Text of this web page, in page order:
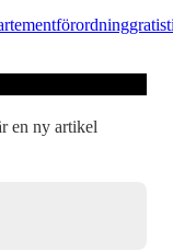
förordning
en ny artikel